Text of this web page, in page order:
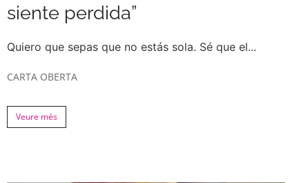
siente perdida”
Quiero que sepas que no estás sola. Sé que el...
CARTA OBERTA
Veure més